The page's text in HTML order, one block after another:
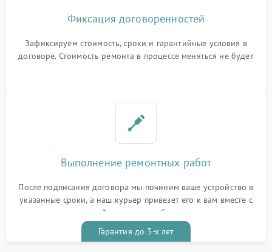
Фиксация договоренностей
Зафиксируем стоимость, сроки и гарантийные условия в
договоре. Стоимость ремонта в процессе меняться не будет
Выполнение ремонтных работ
После подписания договора мы починим ваше устройство в
указанные сроки, а наш курьер привезет его к вам вместе с
гарантийным талоном бесплатно
Гарантия до 3-х лет